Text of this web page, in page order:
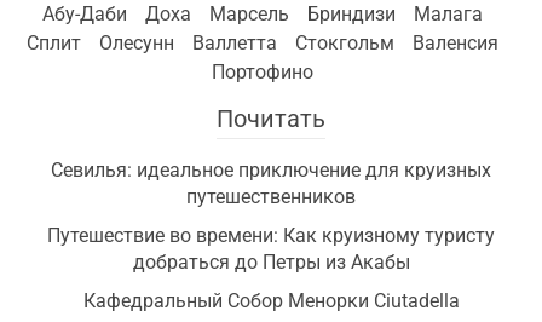
Абу-Даби
Доха Марсель Бриндизи
Малага
Сплит
Олесунн Валлетта Стокгольм
Валенсия
Портофино
Почитать
Севилья: идеальное приключение для круизных
путешественников
Путешествие во времени: Как круизному туристу
добраться до Петры из Акабы
Кафедральный Собор Менорки Ciutadella